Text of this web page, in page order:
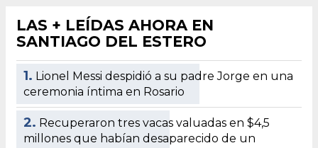
LAS + LEÍDAS AHORA EN
SANTIAGO DEL ESTERO
1. Lionel Messi despidió a su padre Jorge en una
ceremonia íntima en Rosario
2. Recuperaron tres vacas valuadas en $4,5
millones que habían desaparecido de un